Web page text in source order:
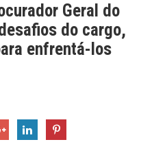
Geral do
do cargo,
enfrentá-los